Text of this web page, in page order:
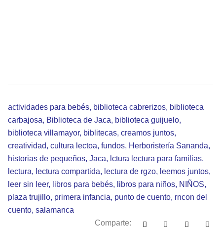
actividades para bebés, biblioteca cabrerizos, biblioteca
carbajosa, Biblioteca de Jaca, biblioteca guijuelo,
biblioteca villamayor, biblitecas, creamos juntos,
creatividad, cultura lectoa, fundos, Herboristería Sananda,
historias de pequeños, Jaca, lctura lectura para familias,
lectura, lectura compartida, lectura de rgzo, leemos juntos,
leer sin leer, libros para bebés, libros para niños, NIÑOS,
plaza trujillo, primera infancia, punto de cuento, rncon del
cuento, salamanca
Comparte: